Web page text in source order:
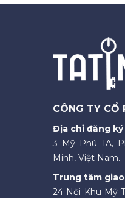
CÔNG TY CỔ
Địa chỉ đăng
3 Mỹ Phú 1A,
Minh, Việt Nam.
Trung tâm
24 Nội Khu Mỹ